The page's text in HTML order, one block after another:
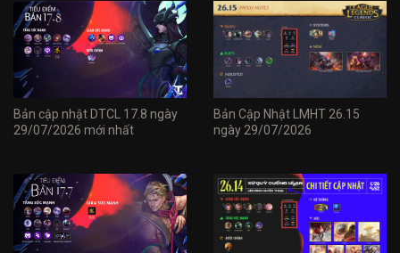
Bản cập nhật DTCL 17.8 ngày
29/07/2026 mới nhất
Bản Cập Nhật LMHT 26.15
ngày 29/07/2026